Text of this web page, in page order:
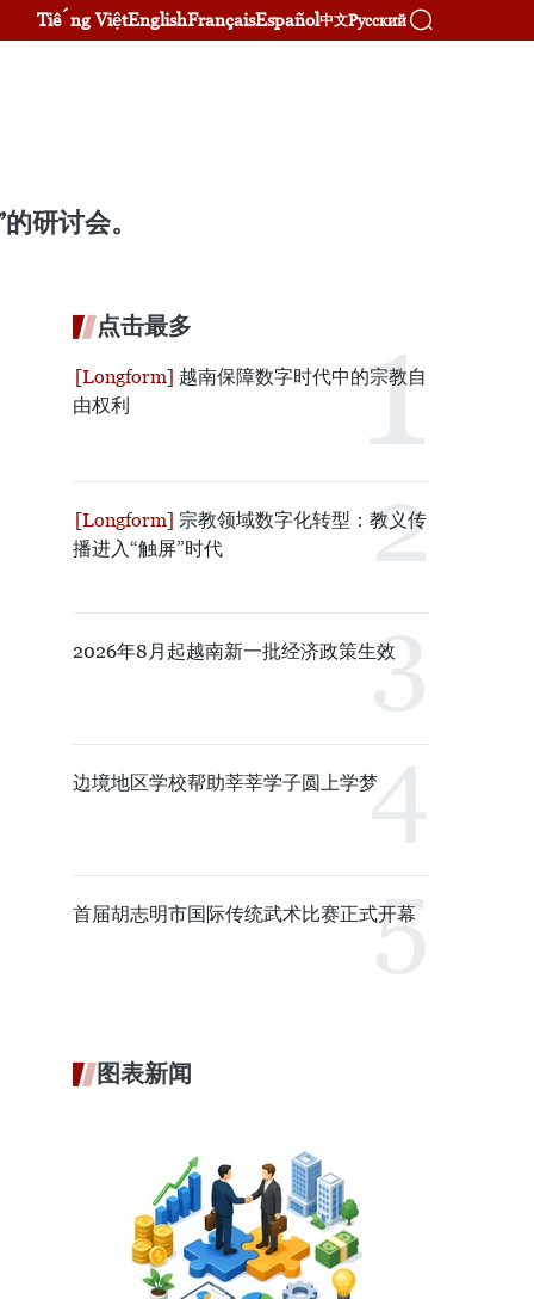
Tiếng ViệtEnglishFrançaisEspañol中文Русский
研讨会。
点击最多
越南保障数字时代中的宗教自
由权利
宗教领域数字化转型：教义传
播进入“触屏”时代
2026年8月起越南新一批经济政策生效
边境地区学校帮助莘莘学子圆上学梦
首届胡志明市国际传统武术比赛正式开幕
图表新闻